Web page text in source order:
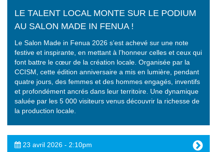
LE TALENT LOCAL MONTE SUR LE PODIUM
AU SALON MADE IN FENUA !
Le Salon Made in Fenua 2026 s’est achevé sur une note
festive et inspirante, en mettant à l’honneur celles et ceux qui
font battre le cœur de la création locale. Organisée par la
CCISM, cette édition anniversaire a mis en lumière, pendant
quatre jours, des femmes et des hommes engagés, inventifs
et profondément ancrés dans leur territoire. Une dynamique
saluée par les 5 000 visiteurs venus découvrir la richesse de
la production locale.
23 avril 2026 - 2:10pm